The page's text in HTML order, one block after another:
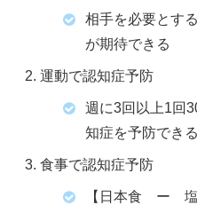
相手を必要とす
が期待できる
運動で認知症予防
週に3回以上1回
知症を予防でき
食事で認知症予防
【日本食 ー 塩